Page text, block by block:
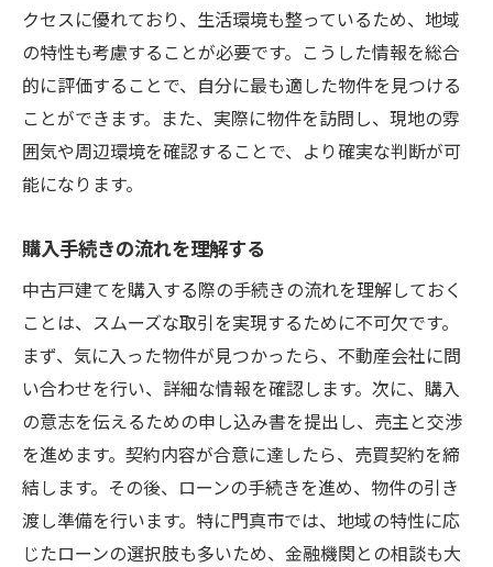
クセスに優れており、生活環境も整っているため、地域
の特性も考慮することが必要です。こうした情報を総合
的に評価することで、自分に最も適した物件を見つける
ことができます。また、実際に物件を訪問し、現地の雰
囲気や周辺環境を確認することで、より確実な判断が可
能になります。
購入手続きの流れを理解する
中古戸建てを購入する際の手続きの流れを理解しておく
ことは、スムーズな取引を実現するために不可欠です。
まず、気に入った物件が見つかったら、不動産会社に問
い合わせを行い、詳細な情報を確認します。次に、購入
の意志を伝えるための申し込み書を提出し、売主と交渉
を進めます。契約内容が合意に達したら、売買契約を締
結します。その後、ローンの手続きを進め、物件の引き
渡し準備を行います。特に門真市では、地域の特性に応
じたローンの選択肢も多いため、金融機関との相談も大